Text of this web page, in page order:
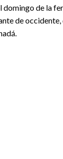
domingo de la
de occidente,